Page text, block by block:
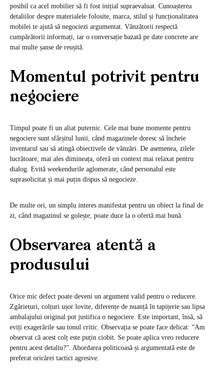
posibil ca acel mobilier să fi fost inițial supraevaluat. Cunoașterea
detaliilor despre materialele folosite, marca, stilul și funcționalitatea
mobilei te ajută să negociezi argumentat. Vânzătorii respectă
cumpărătorii informați, iar o conversație bazată pe date concrete are
mai multe șanse de reușită.
Momentul potrivit pentru
negociere
Timpul poate fi un aliat puternic. Cele mai bune momente pentru
negociere sunt sfârșitul lunii, când magazinele doresc să încheie
inventarul sau să atingă obiectivele de vânzări. De asemenea, zilele
lucrătoare, mai ales dimineața, oferă un context mai relaxat pentru
dialog. Evită weekendurile aglomerate, când personalul este
suprasolicitat și mai puțin dispus să negocieze.
De multe ori, un simplu interes manifestat pentru un obiect la final de
zi, când magazinul se golește, poate duce la o ofertă mai bună.
Observarea atentă a
produsului
Orice mic defect poate deveni un argument valid pentru o reducere.
Zgârieturi, colțuri ușor lovite, diferențe de nuanță în tapițerie sau lipsa
ambalajului original pot justifica o negociere. Este important, însă, să
eviți exagerările sau tonul critic. Observația se poate face delicat: “Am
observat că acest colț este puțin ciobit. Se poate aplica vreo reducere
pentru acest detaliu?”. Abordarea politicoasă și argumentată este de
preferat oricărei tactici agresive.